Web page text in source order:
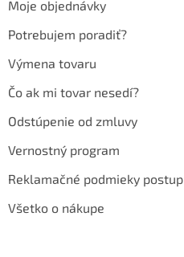
Moje objednávky
Potrebujem poradiť?
Výmena tovaru
Čo ak mi tovar nesedí?
Odstúpenie od zmluvy
Vernostný program
Reklamačné podmieky postup
Všetko o nákupe